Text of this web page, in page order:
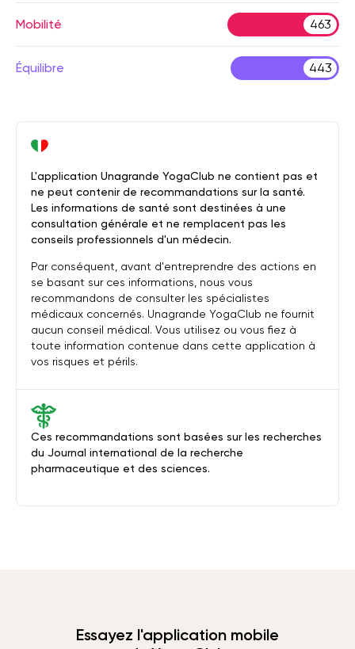
Mobilité 463
Équilibre 443
Ces recommandations sont basées sur les recherches
du Journal international de la recherche
pharmaceutique et des sciences.
L'application Unagrande YogaClub ne contient pas et
ne peut contenir de recommandations sur la santé.
Les informations de santé sont destinées à une
consultation générale et ne remplacent pas les
conseils professionnels d'un médecin.
Par conséquent, avant d'entreprendre des actions en
se basant sur ces informations, nous vous
recommandons de consulter les spécialistes
médicaux concernés. Unagrande YogaClub ne fournit
aucun conseil médical. Vous utilisez ou vous fiez à
toute information contenue dans cette application à
vos risques et périls.
Essayez l'application mobile